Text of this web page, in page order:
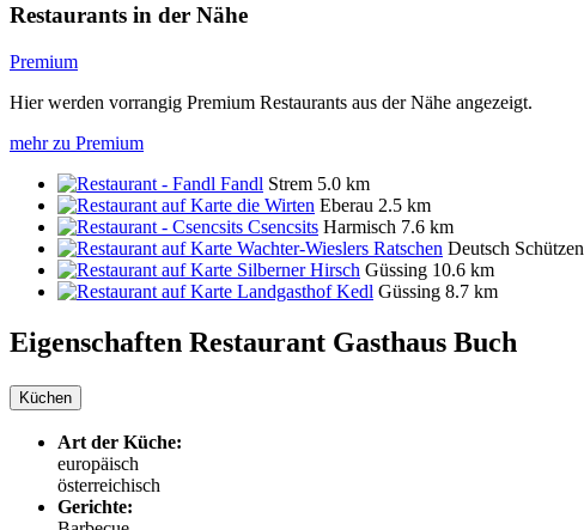
Restaurants in der Nähe
Premium
Hier werden vorrangig Premium Restaurants aus der Nähe angezeigt.
mehr zu Premium
Fandl Strem 5.0 km
die Wirten Eberau 2.5 km
Csencsits Harmisch 7.6 km
Wachter-Wieslers Ratschen Deutsch Schützen
Silberner Hirsch Güssing 10.6 km
Landgasthof Kedl Güssing 8.7 km
Eigenschaften Restaurant Gasthaus Buch
Küchen
Art der Küche:
europäisch
österreichisch
Gerichte: